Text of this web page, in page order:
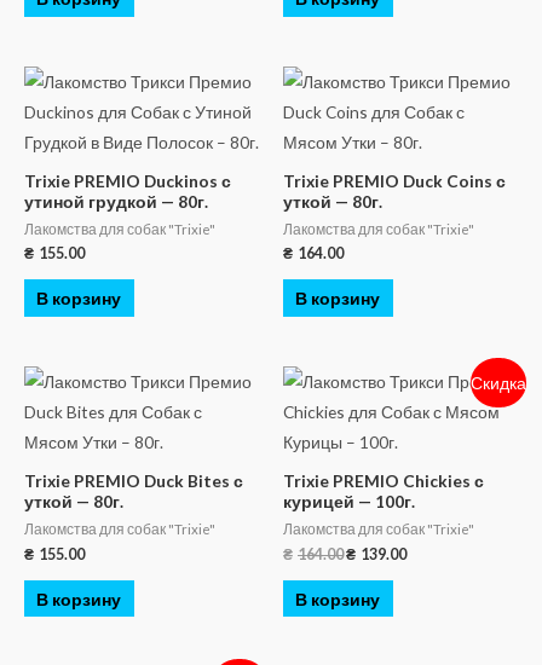
Trixie PREMIO Duckinos с
утиной грудкой — 80г.
Лакомства для собак "Trixie"
₴ 155.00
В корзину
Trixie PREMIO Duck Coins с
уткой — 80г.
Лакомства для собак "Trixie"
₴ 164.00
В корзину
Trixie PREMIO Duck Bites с
уткой — 80г.
Лакомства для собак "Trixie"
₴ 155.00
В корзину
Скидка
Trixie PREMIO Chickies с
курицей — 100г.
Лакомства для собак "Trixie"
₴ 164.00₴ 139.00
В корзину